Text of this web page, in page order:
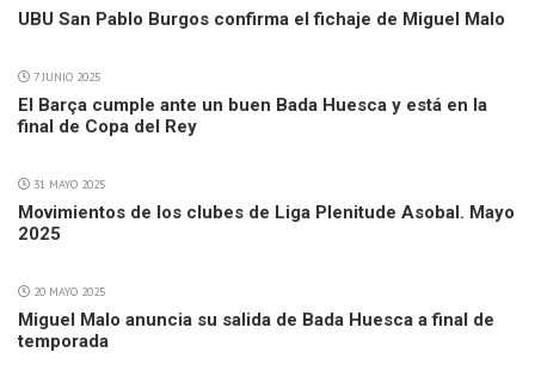
UBU San Pablo Burgos confirma el fichaje de Miguel Malo
7 JUNIO 2025
El Barça cumple ante un buen Bada Huesca y está en la
final de Copa del Rey
31 MAYO 2025
Movimientos de los clubes de Liga Plenitude Asobal. Mayo
2025
20 MAYO 2025
Miguel Malo anuncia su salida de Bada Huesca a final de
temporada